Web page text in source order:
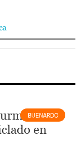
BUENARDO
en